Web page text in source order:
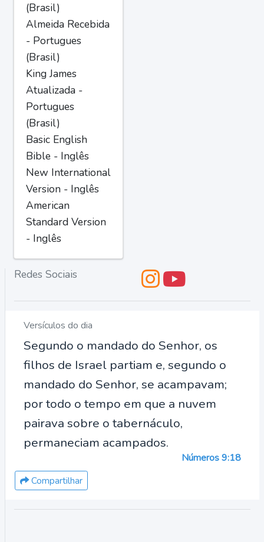
(Brasil)
Almeida Recebida
- Portugues
(Brasil)
King James
Atualizada -
Portugues
(Brasil)
Basic English
Bible - Inglês
New International
Version - Inglês
American
Standard Version
- Inglês
Redes Sociais
Versículos do dia
Segundo o mandado do Senhor, os
filhos de Israel partiam e, segundo o
mandado do Senhor, se acampavam;
por todo o tempo em que a nuvem
pairava sobre o tabernáculo,
permaneciam acampados.
Números 9:18
Compartilhar